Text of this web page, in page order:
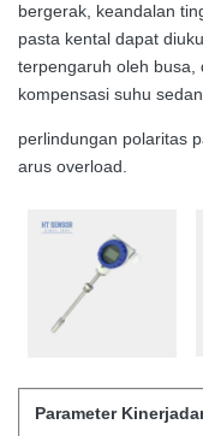
bergerak, keandalan
pasta kental dapat
terpengaruh oleh busa,
kompensasi suhu
perlindungan polaritas
arus overload.
Parameter Kinerja